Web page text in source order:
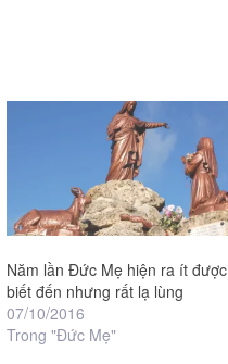
Năm lần Đức Mẹ hiện ra ít được
biết đến nhưng rất lạ lùng
07/10/2016
Trong "Đức Mẹ"